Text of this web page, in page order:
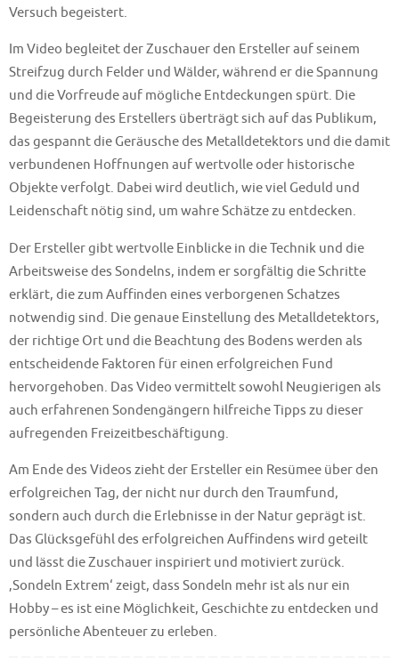
Versuch begeistert.
Im Video begleitet der Zuschauer den Ersteller auf seinem
Streifzug durch Felder und Wälder, während er die Spannung
und die Vorfreude auf mögliche Entdeckungen spürt. Die
Begeisterung des Erstellers überträgt sich auf das Publikum,
das gespannt die Geräusche des Metalldetektors und die damit
verbundenen Hoffnungen auf wertvolle oder historische
Objekte verfolgt. Dabei wird deutlich, wie viel Geduld und
Leidenschaft nötig sind, um wahre Schätze zu entdecken.
Der Ersteller gibt wertvolle Einblicke in die Technik und die
Arbeitsweise des Sondelns, indem er sorgfältig die Schritte
erklärt, die zum Auffinden eines verborgenen Schatzes
notwendig sind. Die genaue Einstellung des Metalldetektors,
der richtige Ort und die Beachtung des Bodens werden als
entscheidende Faktoren für einen erfolgreichen Fund
hervorgehoben. Das Video vermittelt sowohl Neugierigen als
auch erfahrenen Sondengängern hilfreiche Tipps zu dieser
aufregenden Freizeitbeschäftigung.
Am Ende des Videos zieht der Ersteller ein Resümee über den
erfolgreichen Tag, der nicht nur durch den Traumfund,
sondern auch durch die Erlebnisse in der Natur geprägt ist.
Das Glücksgefühl des erfolgreichen Auffindens wird geteilt
und lässt die Zuschauer inspiriert und motiviert zurück.
‚Sondeln Extrem‘ zeigt, dass Sondeln mehr ist als nur ein
Hobby – es ist eine Möglichkeit, Geschichte zu entdecken und
persönliche Abenteuer zu erleben.